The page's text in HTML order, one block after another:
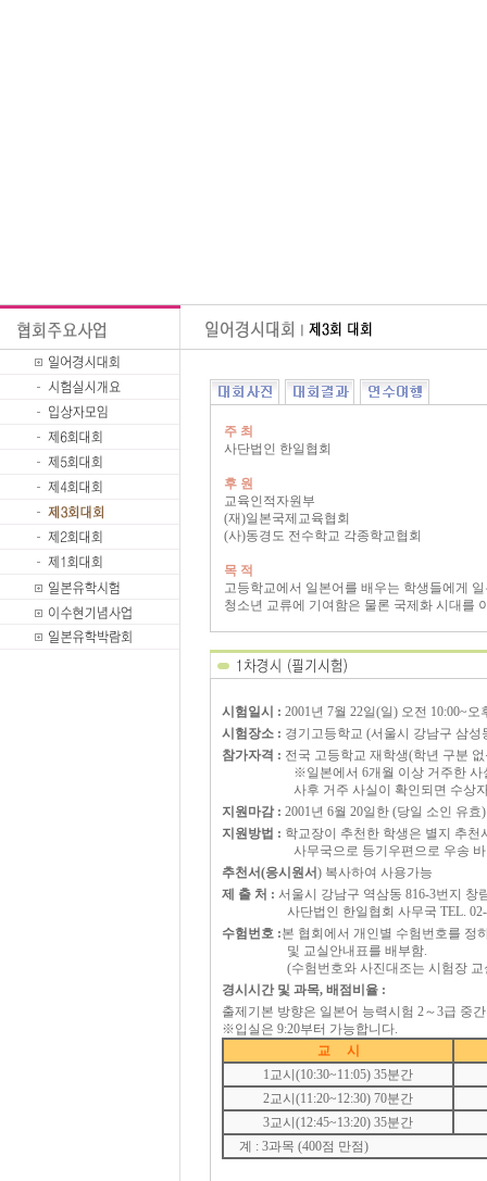
주 최
사단법인 한일협회
후 원
교육인적자원부
(재)일본국제교육협회
(사)동경도 전수학교 각종학교협회
목 적
고등학교에서 일본어를 배우는 학생들에게
청소년 교류에 기여함은 물론 국제화 시대를
시험일시 : 2001년 7월 22일(일) 오전 10:00~오
시험장소 : 경기고등학교 (서울시 강남구 삼성
참가자격 : 전국 고등학교 재학생(학년 구분
※일본에서 6개월 이상 거주한 사
사후 거주 사실이 확인되면 수상
지원마감 : 2001년 6월 20일한 (당일 소인 유효)
지원방법 : 학교장이 추천한 학생은 별지 추
사무국으로 등기우편으로 우송
추천서(응시원서) 복사하여 사용가능
제 출 처 : 서울시 강남구 역삼동 816-3번지 창
사단법인 한일협회 사무국 TEL.
수험번호 :본 협회에서 개인별 수험번호를 정
및 교실안내표를 배부함.
(수험번호와 사진대조는 시험장
경시시간 및 과목, 배점비율 :
출제기본 방향은 일본어 능력시험 2～3급 중
※입실은 9:20부터 가능합니다.
교 시
1교시(10:30~11:05) 35분간
2교시(11:20~12:30) 70분간
3교시(12:45~13:20) 35분간
계 : 3과목 (400점 만점)